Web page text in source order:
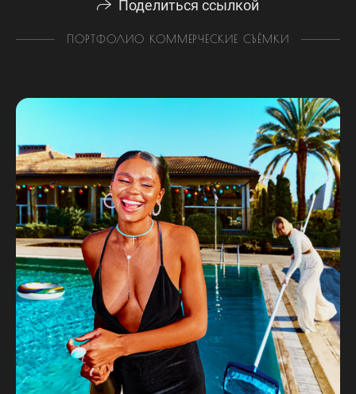
Поделиться ссылкой
ПОРТФОЛИО КОММЕРЧЕСКИЕ СЪЁМКИ